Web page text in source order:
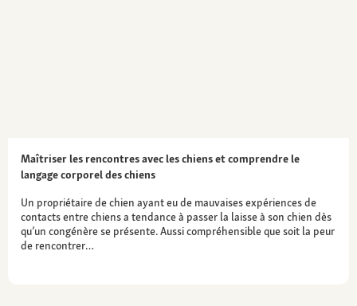
Maîtriser les rencontres avec les chiens et comprendre le
langage corporel des chiens
Un propriétaire de chien ayant eu de mauvaises expériences de
contacts entre chiens a tendance à passer la laisse à son chien dès
qu’un congénère se présente. Aussi compréhensible que soit la peur
de rencontrer…